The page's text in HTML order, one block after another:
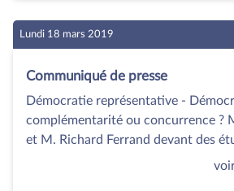
Lundi 18 mars 2019
Communiqué de presse
Démocratie représentative -
complémentarité ou concurrence ?
et M. Richard Ferrand devant des